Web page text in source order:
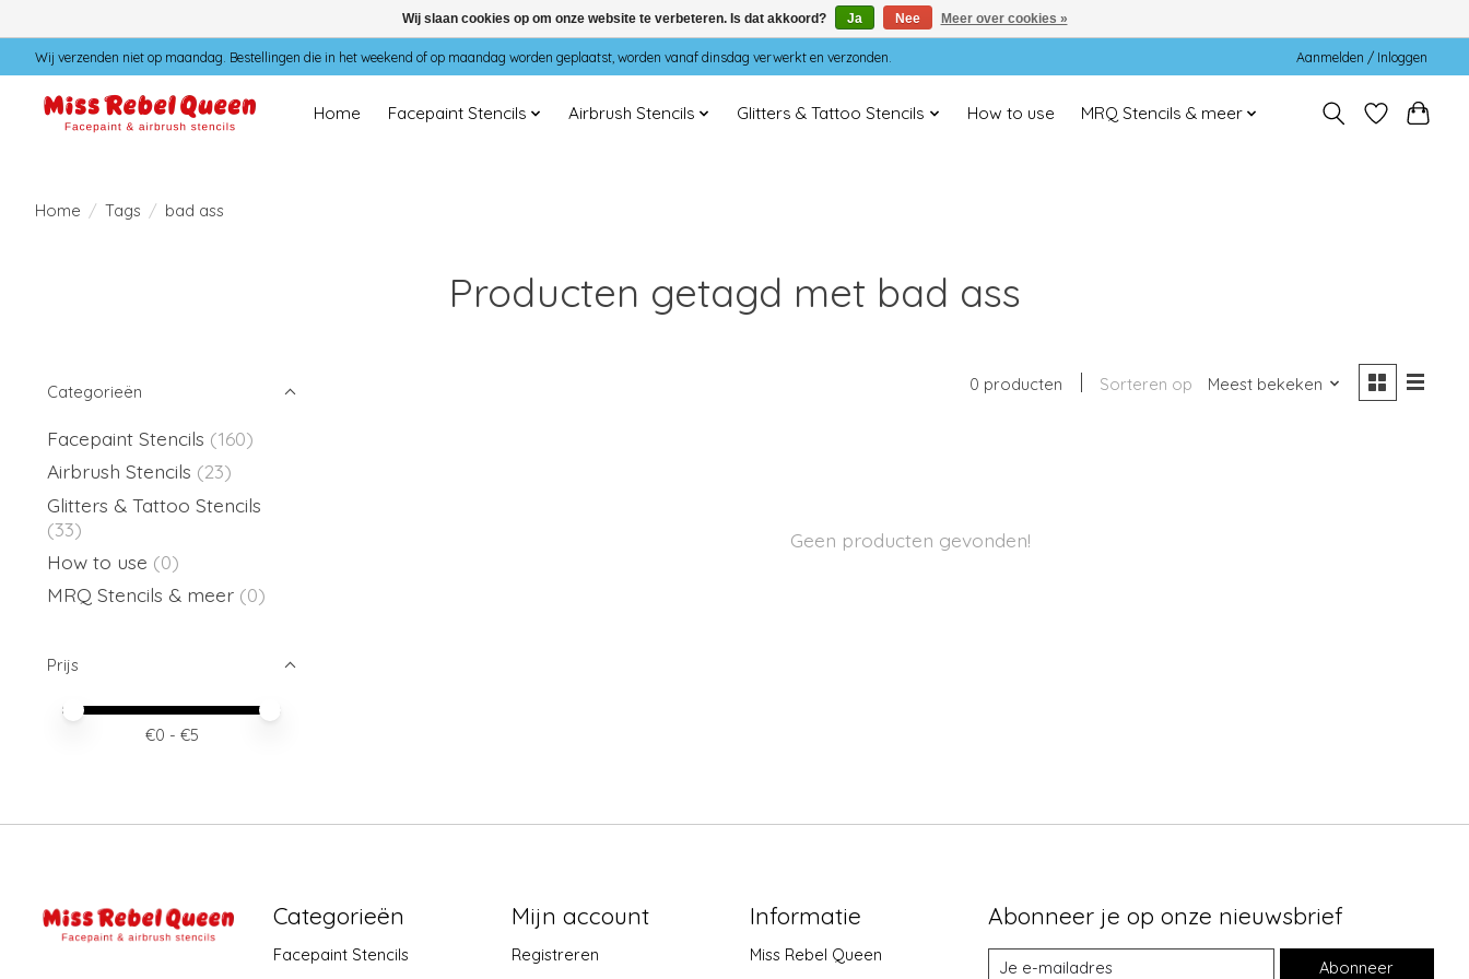
Wij verzenden niet op maandag. Bestellingen die in het weekend of op maandag worden geplaatst, worden vanaf dinsdag verwerkt en verzonden. Aanmelden / Inloggen
Home Facepaint Stencils Airbrush Stencils Glitters & Tattoo Stencils How to use MRQ Stencils & meer
Home / Tags / bad ass
Producten getagd met bad ass
Categorieën
Facepaint Stencils (160)
Airbrush Stencils (23)
Glitters & Tattoo Stencils
(33)
How to use (0)
MRQ Stencils & meer (0)
Prijs
Minimale prijswaarde
Price maximum value
€0 - €5
0 producten Sorteren op Meest bekeken
Geen producten gevonden!
Categorieën
Facepaint Stencils
Mijn account
Registreren
Informatie
Miss Rebel Queen
Abonneer je op onze nieuwsbrief
Abonneer
Wij slaan cookies op om onze website te verbeteren. Is dat akkoord? Ja Nee Meer over cookies »